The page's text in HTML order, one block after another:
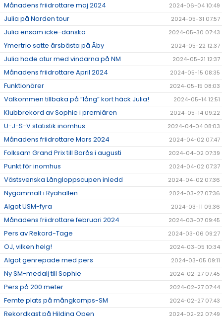
Månadens friidrottare maj 2024 2024-06-04 10:49
Julia på Norden tour 2024-05-31 07:57
Julia ensam icke-danska 2024-05-30 07:43
Ymertrio satte årsbästa på Åby 2024-05-22 12:37
Julia hade otur med vindarna på NM 2024-05-21 12:37
Månadens friidrottare April 2024 2024-05-15 08:35
Funktionärer 2024-05-15 08:03
Välkommen tillbaka på ”lång” kort häck Julia! 2024-05-14 12:51
Klubbrekord av Sophie i premiären 2024-05-14 09:22
U-J-S-V statistik inomhus 2024-04-04 08:03
Månadens friidrottare Mars 2024 2024-04-02 07:47
Folksam Grand Prix till Borås i augusti 2024-04-02 07:39
Punkt för inomhus 2024-04-02 07:37
Västsvenska Långloppscupen inledd 2024-04-02 07:36
Nygammalt i Ryahallen 2024-03-27 07:36
Algot USM-fyra 2024-03-11 09:36
Månadens friidrottare februari 2024 2024-03-07 09:45
Pers av Rekord-Tage 2024-03-06 09:27
OJ, vilken helg! 2024-03-05 10:34
Algot genrepade med pers 2024-03-05 09:11
Ny SM-medalj till Sophie 2024-02-27 07:45
Pers på 200 meter 2024-02-27 07:44
Femte plats på mångkamps-SM 2024-02-27 07:43
Rekordkast på Hilding Open 2024-02-22 07:49